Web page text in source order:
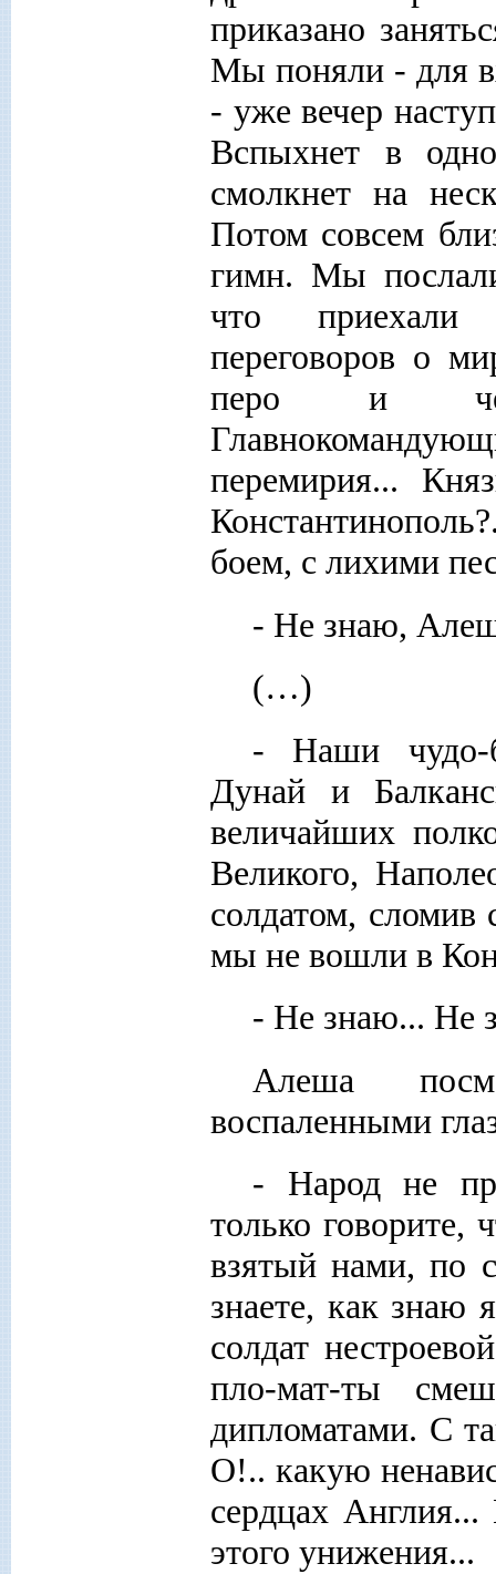
приказано
Мы поняли - для
- уже вечер
Вспыхнет в
смолкнет на
Потом совсем
гимн. Мы
что приехали
переговоров о
перо и
перемирия...
боем, с лихими
- Не знаю,
(…)
- Наши чудо-
Дунай и
величайших
Великого,
солдатом,
мы не вошли в
- Не знаю... Не
Алеша
воспаленными
- Народ не
только
взятый нами, по
знаете, как знаю
солдат
пло-мат-ты
дипломатами. С
О!.. какую
сердцах
этого унижения...